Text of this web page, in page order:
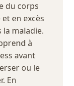
du corps
en excès
la maladie.
à
avant
ou le
En